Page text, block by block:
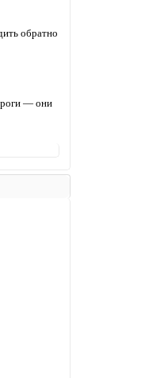
обратно
— они